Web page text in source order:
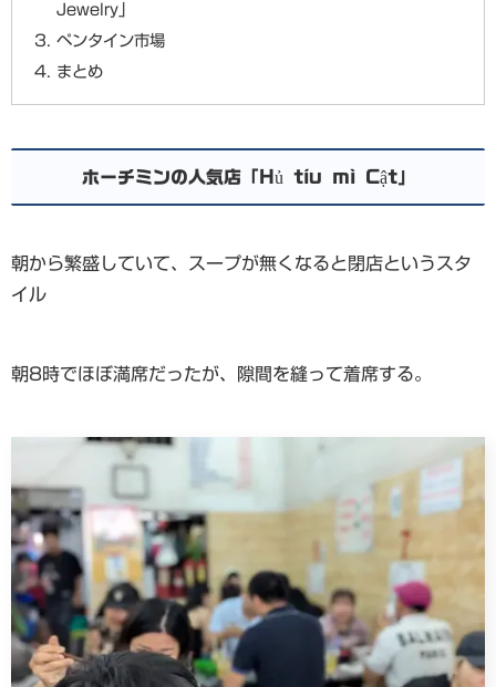
Jewelry」
ペンタイン市場
まとめ
ホーチミンの人気店「Hủ tíu mì Cật」
朝から繁盛していて、スープが無くなると閉店というスタ
イル
朝8時でほぼ満席だったが、隙間を縫って着席する。